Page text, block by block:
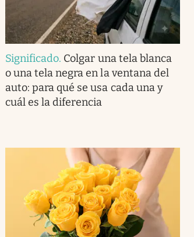
Significado. Colgar una tela blanca
o una tela negra en la ventana del
auto: para qué se usa cada una y
cuál es la diferencia